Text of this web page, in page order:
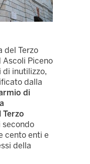
del Terzo
Ascoli Piceno
di inutilizzo,
dalla
di
Terzo
secondo
cento enti e
della